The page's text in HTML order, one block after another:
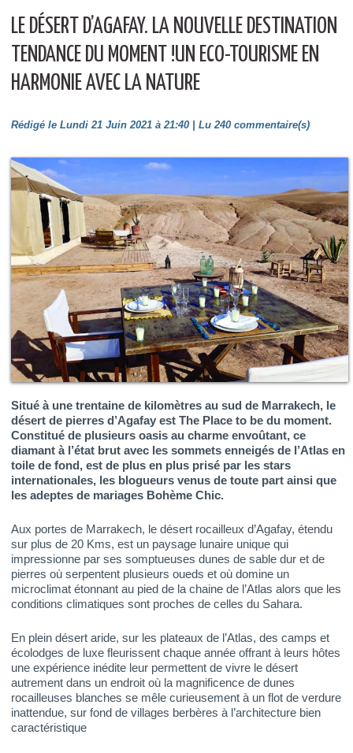
LE DÉSERT D’AGAFAY. LA NOUVELLE DESTINATION
TENDANCE DU MOMENT !UN ECO-TOURISME EN
HARMONIE AVEC LA NATURE
Rédigé le Lundi 21 Juin 2021 à 21:40 | Lu 240 commentaire(s)
Situé à une trentaine de kilomètres au sud de Marrakech, le
désert de pierres d’Agafay est The Place to be du moment.
Constitué de plusieurs oasis au charme envoûtant, ce
diamant à l’état brut avec les sommets enneigés de l’Atlas en
toile de fond, est de plus en plus prisé par les stars
internationales, les blogueurs venus de toute part ainsi que
les adeptes de mariages Bohème Chic.
Aux portes de Marrakech, le désert rocailleux d’Agafay, étendu
sur plus de 20 Kms, est un paysage lunaire unique qui
impressionne par ses somptueuses dunes de sable dur et de
pierres où serpentent plusieurs oueds et où domine un
microclimat étonnant au pied de la chaine de l’Atlas alors que les
conditions climatiques sont proches de celles du Sahara.
En plein désert aride, sur les plateaux de l’Atlas, des camps et
écolodges de luxe fleurissent chaque année offrant à leurs hôtes
une expérience inédite leur permettent de vivre le désert
autrement dans un endroit où la magnificence de dunes
rocailleuses blanches se mêle curieusement à un flot de verdure
inattendue, sur fond de villages berbères à l’architecture bien
caractéristique